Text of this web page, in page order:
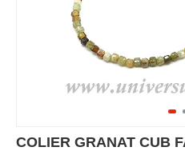
COLIER GRANAT CUB